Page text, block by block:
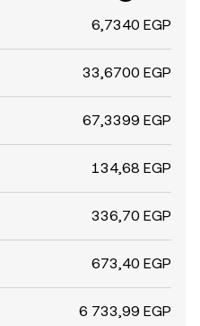
6,7340 EGP
33,6700 EGP
67,3399 EGP
134,68 EGP
336,70 EGP
673,40 EGP
6 733,99 EGP